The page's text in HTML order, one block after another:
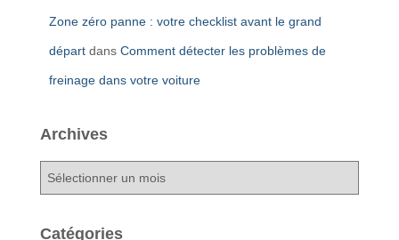
Zone zéro panne : votre checklist avant le grand
départ dans Comment détecter les problèmes de
freinage dans votre voiture
Archives
h
Catégories